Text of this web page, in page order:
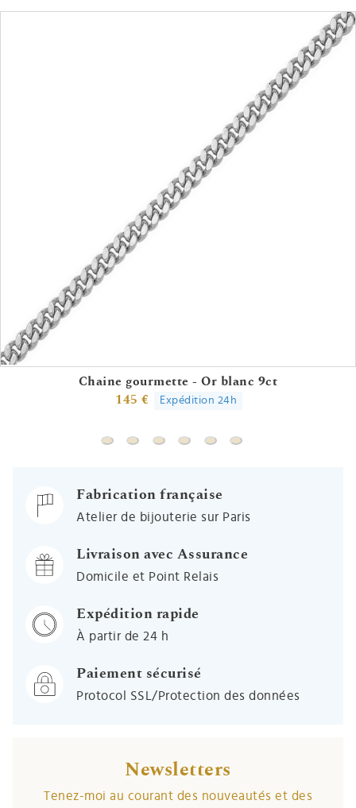
Chaine gourmette - Or blanc 9ct
145 €
Expédition 24h
Fabrication française
Atelier de bijouterie sur Paris
Livraison avec Assurance
Domicile et Point Relais
Expédition rapide
À partir de 24 h
Paiement sécurisé
Protocol SSL/Protection des données
Newsletters
Tenez-moi au courant des nouveautés et des